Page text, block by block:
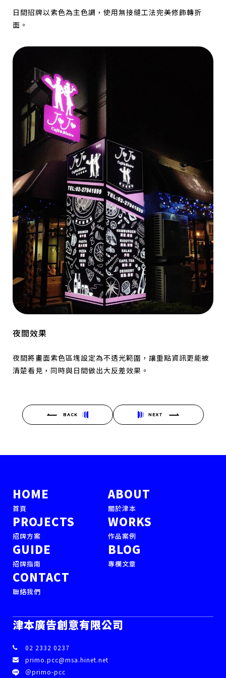
日間招牌以紫色為主色調，使用無接縫工法完美修飾轉折
面。
夜間效果
夜間將畫面紫色區塊設定為不透光範圍，讓重點資訊更能被
清楚看見，同時與日間做出大反差效果。
BACK NEXT
津本廣告創意有限公司
02 2332 0237
primo.pcc@msa.hinet.net
＠primo-pcc
HOME
首頁
ABOUT
關於津本
PROJECTS
招牌方案
WORKS
作品案例
GUIDE
招牌指南
BLOG
專欄文章
CONTACT
聯絡我們